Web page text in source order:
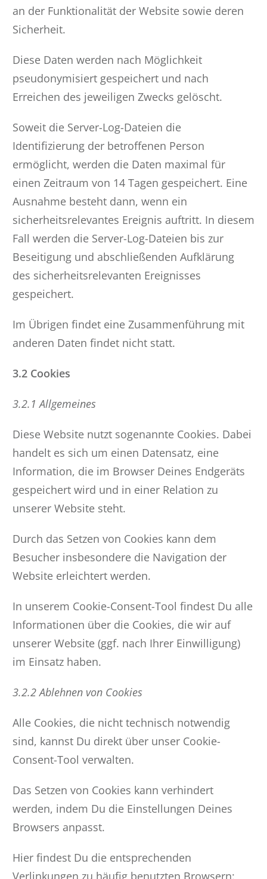
an der Funktionalität der Website sowie deren
Sicherheit.
Diese Daten werden nach Möglichkeit
pseudonymisiert gespeichert und nach
Erreichen des jeweiligen Zwecks gelöscht.
Soweit die Server-Log-Dateien die
Identifizierung der betroffenen Person
ermöglicht, werden die Daten maximal für
einen Zeitraum von 14 Tagen gespeichert. Eine
Ausnahme besteht dann, wenn ein
sicherheitsrelevantes Ereignis auftritt. In diesem
Fall werden die Server-Log-Dateien bis zur
Beseitigung und abschließenden Aufklärung
des sicherheitsrelevanten Ereignisses
gespeichert.
Im Übrigen findet eine Zusammenführung mit
anderen Daten findet nicht statt.
3.2 Cookies
3.2.1 Allgemeines
Diese Website nutzt sogenannte Cookies. Dabei
handelt es sich um einen Datensatz, eine
Information, die im Browser Deines Endgeräts
gespeichert wird und in einer Relation zu
unserer Website steht.
Durch das Setzen von Cookies kann dem
Besucher insbesondere die Navigation der
Website erleichtert werden.
In unserem Cookie-Consent-Tool findest Du alle
Informationen über die Cookies, die wir auf
unserer Website (ggf. nach Ihrer Einwilligung)
im Einsatz haben.
3.2.2 Ablehnen von Cookies
Alle Cookies, die nicht technisch notwendig
sind, kannst Du direkt über unser Cookie-
Consent-Tool verwalten.
Das Setzen von Cookies kann verhindert
werden, indem Du die Einstellungen Deines
Browsers anpasst.
Hier findest Du die entsprechenden
Verlinkungen zu häufig benutzten Browsern: